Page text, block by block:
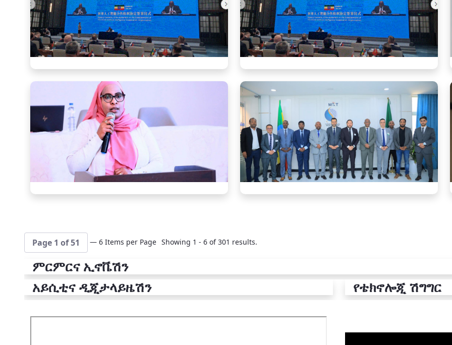
Page 1 of 51 — 6 Items per Page Showing 1 - 6 of 301 results.
ምርምርና ኢኖቬሽን
አይሲቲና ዲጂታላይዜሽን
የቴክኖሎጂ ሽግግር